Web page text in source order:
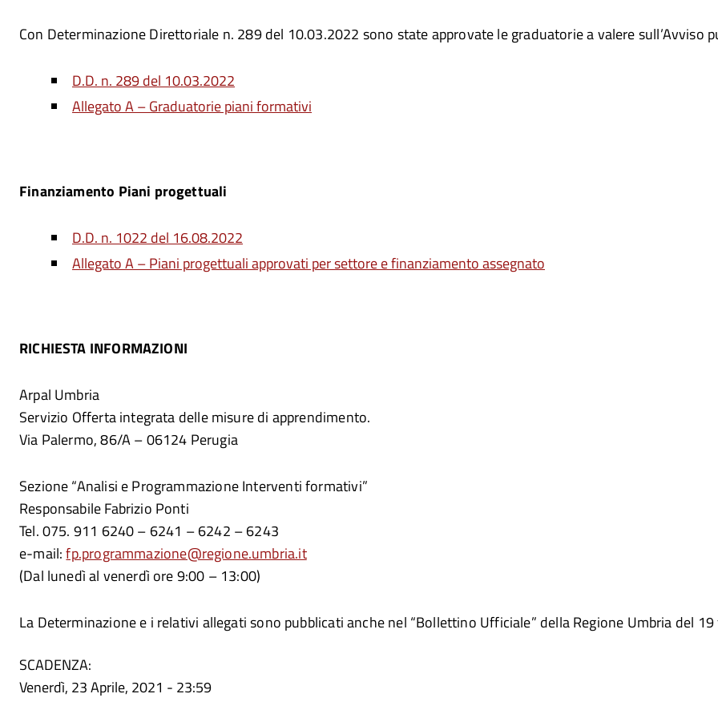
Con Determinazione Direttoriale n. 289 del 10.03.2022 sono state approvate le graduatorie a valere sull’Avviso
D.D. n. 289 del 10.03.2022
Allegato A – Graduatorie piani formativi
Finanziamento Piani progettuali
D.D. n. 1022 del 16.08.2022
Allegato A – Piani progettuali approvati per settore e finanziamento assegnato
RICHIESTA INFORMAZIONI
Arpal Umbria
Servizio Offerta integrata delle misure di apprendimento.
Via Palermo, 86/A – 06124 Perugia
Sezione “Analisi e Programmazione Interventi formativi”
Responsabile Fabrizio Ponti
Tel. 075. 911 6240 – 6241 – 6242 – 6243
e-mail:fp.programmazione@regione.umbria.it
(Dal lunedì al venerdì ore 9:00 – 13:00)
La Determinazione e i relativi allegati sono pubblicati anche nel “Bollettino Ufficiale” della Regione Umbria del
SCADENZA:
Venerdì, 23 Aprile, 2021 - 23:59